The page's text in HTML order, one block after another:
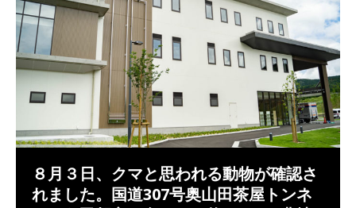
８月３日、クマと思われる動物が確認さ
れました。国道307号奥山田茶屋トンネ